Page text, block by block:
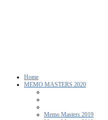
Home
MEMO MASTERS 2020
Memo Masters 2019